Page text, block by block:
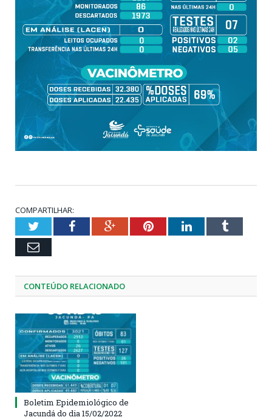
COMPARTILHAR:
TwitterFacebookGoogle+PinterestLinkedInTumblr
Email
CONTEÚDO RELACIONADO
Boletim Epidemiológico de
Jacundá do dia 15/02/2022